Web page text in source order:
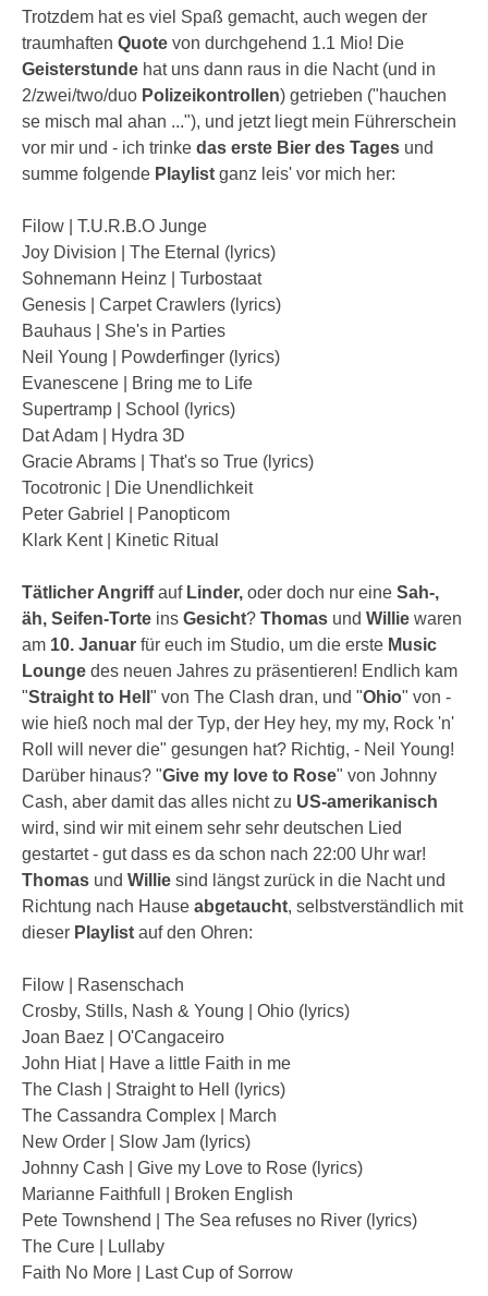
Trotzdem hat es viel Spaß gemacht, auch wegen der
traumhaften Quote von durchgehend 1.1 Mio! Die
Geisterstunde hat uns dann raus in die Nacht (und in
2/zwei/two/duo Polizeikontrollen) getrieben ("hauchen
se misch mal ahan ..."), und jetzt liegt mein Führerschein
vor mir und - ich trinke das erste Bier des Tages und
summe folgende Playlist ganz leis' vor mich her:
Filow | T.U.R.B.O Junge
Joy Division | The Eternal (lyrics)
Sohnemann Heinz | Turbostaat
Genesis | Carpet Crawlers (lyrics)
Bauhaus | She's in Parties
Neil Young | Powderfinger (lyrics)
Evanescene | Bring me to Life
Supertramp | School (lyrics)
Dat Adam | Hydra 3D
Gracie Abrams | That's so True (lyrics)
Tocotronic | Die Unendlichkeit
Peter Gabriel | Panopticom
Klark Kent | Kinetic Ritual
Tätlicher AngriffaufLinder, oder doch nur eine Sah-,
äh, Seifen-Torte ins Gesicht? Thomas und Willie waren
am 10. Januar für euch im Studio, um die erste Music
Lounge des neuen Jahres zu präsentieren! Endlich kam
"Straight to Hell " von The Clash dran, und "Ohio" von -
wie hieß noch mal der Typ, der Hey hey, my my, Rock 'n'
Roll will never die" gesungen hat? Richtig, - Neil Young!
Darüber hinaus? "Give my love to Rose" von Johnny
Cash, aber damit das alles nicht zu US-amerikanisch
wird, sind wir mit einem sehr sehr deutschen Lied
gestartet - gut dass es da schon nach 22:00 Uhr war!
Thomas und Willie sind längst zurück in die Nacht und
Richtung nach Hause abgetaucht, selbstverständlich mit
dieser Playlist auf den Ohren:
Filow | Rasenschach
Crosby, Stills, Nash & Young | Ohio (lyrics)
Joan Baez | O'Cangaceiro
John Hiat | Have a little Faith in me
The Clash | Straight to Hell (lyrics)
The Cassandra Complex | March
New Order | Slow Jam (lyrics)
Johnny Cash | Give my Love to Rose (lyrics)
Marianne Faithfull | Broken English
Pete Townshend | The Sea refuses no River (lyrics)
The Cure | Lullaby
Faith No More | Last Cup of Sorrow